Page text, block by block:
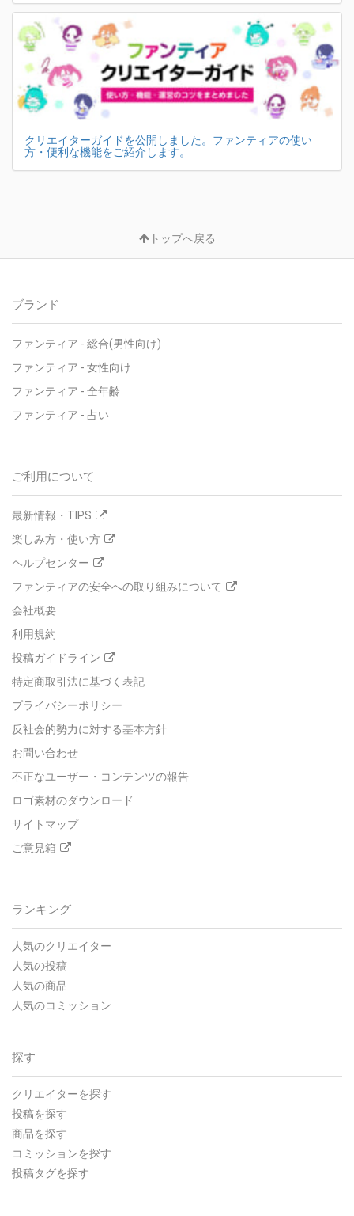
クリエイターガイドを公開しました。ファンティアの使い
方・便利な機能をご紹介します。
トップへ戻る
ブランド
ファンティア - 総合(男性向け)
ファンティア - 女性向け
ファンティア - 全年齢
ファンティア - 占い
ご利用について
最新情報・TIPS
楽しみ方・使い方
ヘルプセンター
ファンティアの安全への取り組みについて
会社概要
利用規約
投稿ガイドライン
特定商取引法に基づく表記
プライバシーポリシー
反社会的勢力に対する基本方針
お問い合わせ
不正なユーザー・コンテンツの報告
ロゴ素材のダウンロード
サイトマップ
ご意見箱
ランキング
人気のクリエイター
人気の投稿
人気の商品
人気のコミッション
探す
クリエイターを探す
投稿を探す
商品を探す
コミッションを探す
投稿タグを探す